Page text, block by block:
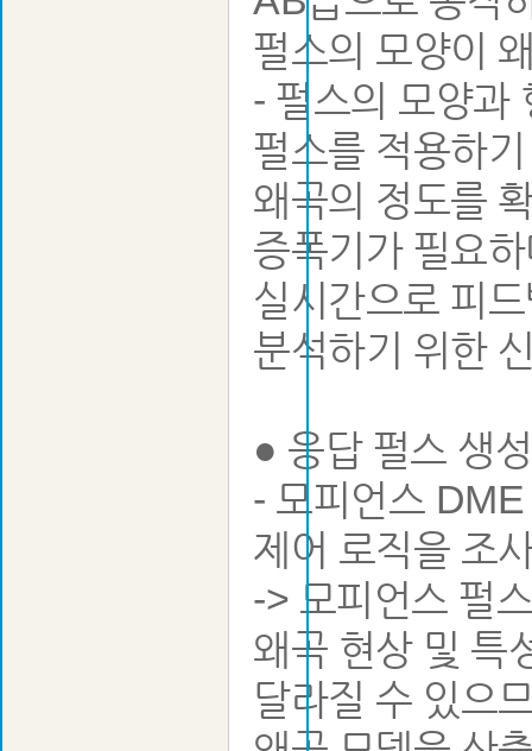
펄스의 모양이
- 펄스의 모양과
펄스를 적용하
왜곡의 정도를
증폭기가 필요
실시간으로 피
● 응답 펄스 생
- 모피언스
제어 로직을 조
-> 모피언스 펄스 생성기에 SFOL 펄스를 주입하고 생성되는 펄스형태의
왜곡 현상 및 특
달라질 수 있으